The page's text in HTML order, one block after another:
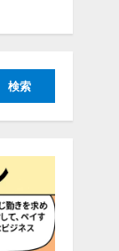
「昨
を捕ま
ム
供開
法律事
』につ
を実施
AIとIoT